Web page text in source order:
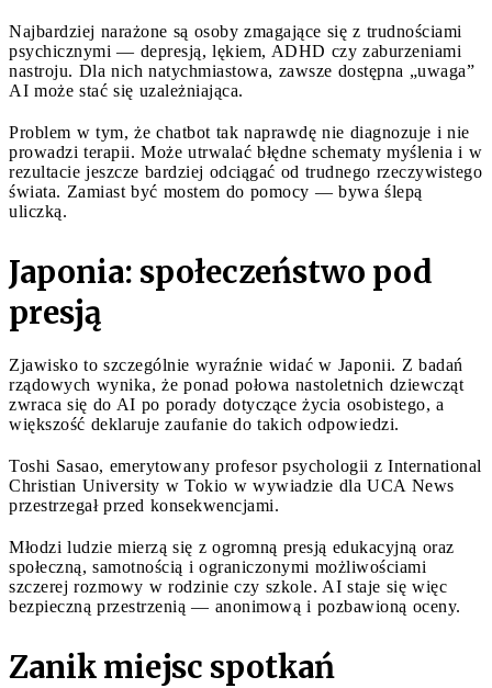
Najbardziej narażone są osoby zmagające się z trudnościami
psychicznymi — depresją, lękiem, ADHD czy zaburzeniami
nastroju. Dla nich natychmiastowa, zawsze dostępna „uwaga”
AI może stać się uzależniająca.
Problem w tym, że chatbot tak naprawdę nie diagnozuje i nie
prowadzi terapii. Może utrwalać błędne schematy myślenia i w
rezultacie jeszcze bardziej odciągać od trudnego rzeczywistego
świata. Zamiast być mostem do pomocy — bywa ślepą
uliczką.
Japonia: społeczeństwo pod
presją
Zjawisko to szczególnie wyraźnie widać w Japonii. Z badań
rządowych wynika, że ponad połowa nastoletnich dziewcząt
zwraca się do AI po porady dotyczące życia osobistego, a
większość deklaruje zaufanie do takich odpowiedzi.
Toshi Sasao, emerytowany profesor psychologii z International
Christian University w Tokio w wywiadzie dla UCA News
przestrzegał przed konsekwencjami.
Młodzi ludzie mierzą się z ogromną presją edukacyjną oraz
społeczną, samotnością i ograniczonymi możliwościami
szczerej rozmowy w rodzinie czy szkole. AI staje się więc
bezpieczną przestrzenią — anonimową i pozbawioną oceny.
Zanik miejsc spotkań